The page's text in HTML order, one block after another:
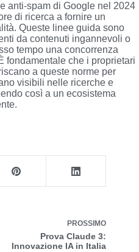
anti-spam di Google nel 2024
di ricerca a fornire un
Queste linee guida sono
da contenuti ingannevoli o
tempo una concorrenza
fondamentale che i proprietari
a queste norme per
visibili nelle ricerche e
così a un ecosistema
PROSSIMO
Prova Claude 3:
Innovazione IA in Italia